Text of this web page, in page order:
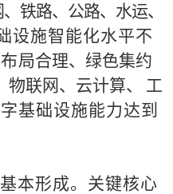
铁路、公路、水运、
设施智能化水平不
局合理、绿色集约
物联网、云计算、
工
基础设施能力达到
本形成。 关键核心